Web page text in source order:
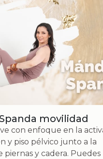
movilidad
con enfoque en la
y piso pélvico junto a la
piernas y cadera. Puedes